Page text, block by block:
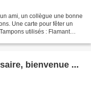
ami, un collègue une bonne
Une carte pour fêter un
utilisés : Flamant
bienvenue ...